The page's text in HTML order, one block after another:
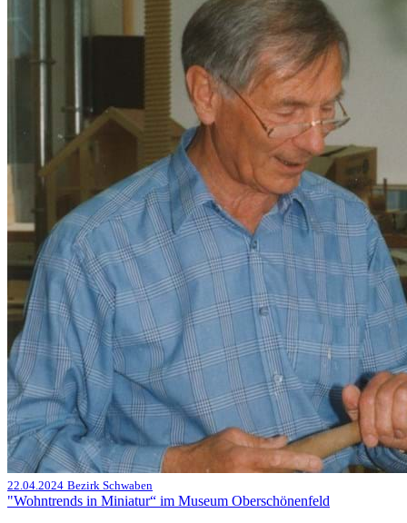
22.04.2024 Bezirk Schwaben
"Wohntrends in Miniatur“ im Museum Oberschönenfeld